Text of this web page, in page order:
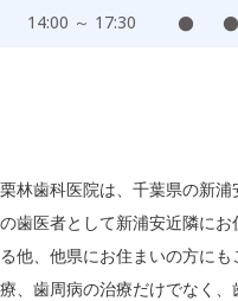
14:00 ～ 17:30 ● ●
栗林歯科医院は、千葉県の新
の歯医者として新浦安近隣に
る他、他県にお住まいの方に
療、歯周病の治療だけでなく